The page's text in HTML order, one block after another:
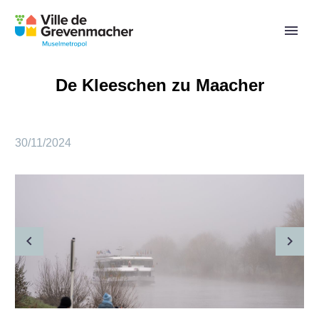
De Kleeschen zu Maacher
30/11/2024